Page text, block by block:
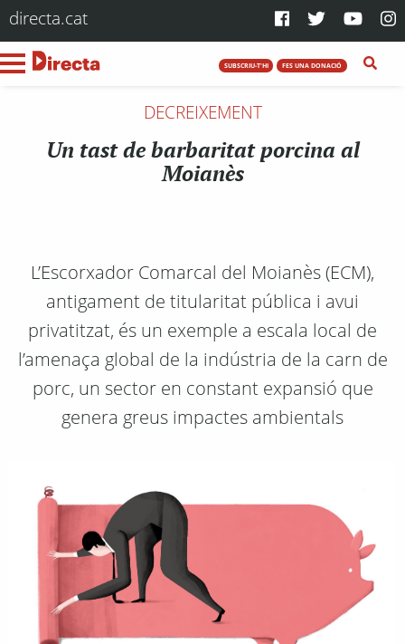
directa.cat
SUBSCRIU-T'HI FES UNA DONACIÓ
DECREIXEMENT
Un tast de barbaritat porcina al
Moianès
L’Escorxador Comarcal del Moianès (ECM),
antigament de titularitat pública i avui
privatitzat, és un exemple a escala local de
l’amenaça global de la indústria de la carn de
porc, un sector en constant expansió que
genera greus impactes ambientals